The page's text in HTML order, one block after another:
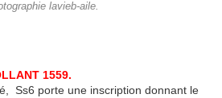
lavieb-aile.
1559.
Ss6 porte une inscription donnant le